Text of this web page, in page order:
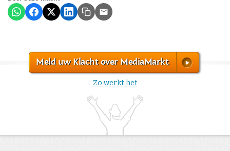
Meld uw Klacht over MediaMarkt
Zo werkt het